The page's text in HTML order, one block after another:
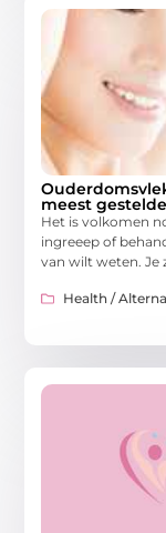
meest
Het is volkomen
ingreeep of
van wilt weten. Je
Health /